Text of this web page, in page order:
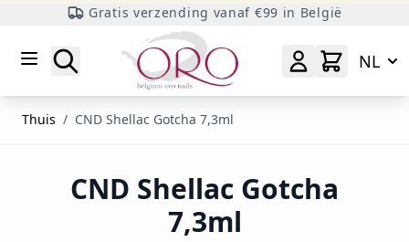
Gratis verzending vanaf €99 in België
Zoeken
NL
Thuis / CND Shellac Gotcha 7,3ml
CND Shellac Gotcha
7,3ml